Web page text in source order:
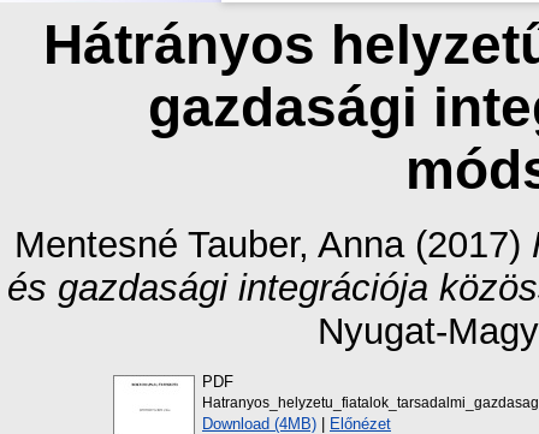
Hátrányos
gazdasági
Mentesné Tauber, Anna(2017)
és gazdasági integrációja
Nyugat-
PDF
Download (4MB) | Előnézet